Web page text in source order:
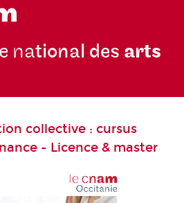
national des arts
collective : cursus
- Licence & master